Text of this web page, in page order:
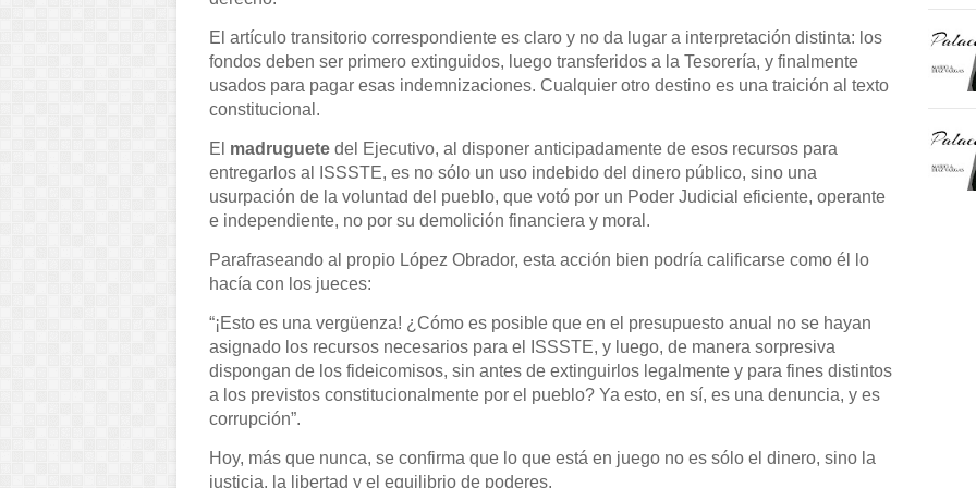
El artículo transitorio correspondiente es claro y no da lugar a interpretación distinta: los
fondos deben ser primero extinguidos, luego transferidos a la Tesorería, y finalmente
usados para pagar esas indemnizaciones. Cualquier otro destino es una traición al texto
constitucional.
El madruguete del Ejecutivo, al disponer anticipadamente de esos recursos para
entregarlos al ISSSTE, es no sólo un uso indebido del dinero público, sino una
usurpación de la voluntad del pueblo, que votó por un Poder Judicial eficiente, operante
e independiente, no por su demolición financiera y moral.
Parafraseando al propio López Obrador, esta acción bien podría calificarse como él lo
hacía con los jueces:
“¡Esto es una vergüenza! ¿Cómo es posible que en el presupuesto anual no se hayan
asignado los recursos necesarios para el ISSSTE, y luego, de manera sorpresiva
dispongan de los fideicomisos, sin antes de extinguirlos legalmente y para fines distintos
a los previstos constitucionalmente por el pueblo? Ya esto, en sí, es una denuncia, y es
corrupción”.
Hoy, más que nunca, se confirma que lo que está en juego no es sólo el dinero, sino la
justicia, la libertad y el equilibrio de poderes.